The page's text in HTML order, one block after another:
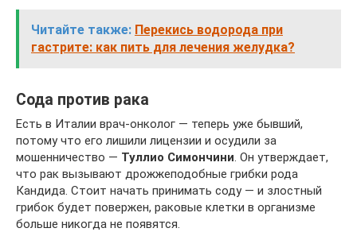
Читайте также: Перекись водорода при
гастрите: как пить для лечения желудка?
Сода против рака
Есть в Италии врач-онколог — теперь уже бывший,
потому что его лишили лицензии и осудили за
мошенничество — Туллио Симончини. Он утверждает,
что рак вызывают дрожжеподобные грибки рода
Кандида. Стоит начать принимать соду — и злостный
грибок будет повержен, раковые клетки в организме
больше никогда не появятся.